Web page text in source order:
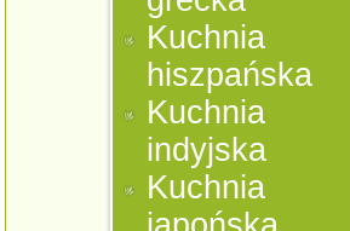
Kuchnia
hiszpańska
Kuchnia
indyjska
Kuchnia